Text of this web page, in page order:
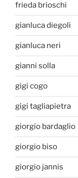
frieda brioschi
gianluca diegoli
gianluca neri
gianni solla
gigi cogo
gigi tagliapietra
giorgio bardaglio
giorgio biso
giorgio jannis